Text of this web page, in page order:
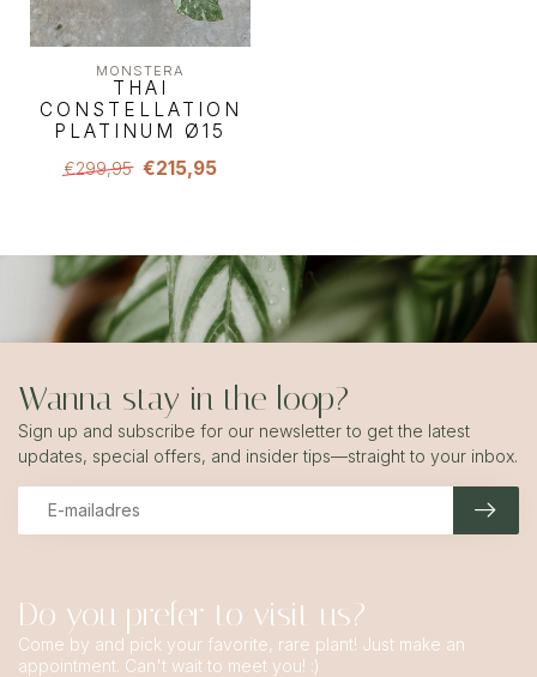
MONSTERA
THAI
CONSTELLATION
PLATINUM Ø15
€299,95 €215,95
Do you prefer to visit us?
Come by and pick your favorite, rare plant! Just make an
appointment. Can't wait to meet you! :)
Wanna stay in the loop?
Sign up and subscribe for our newsletter to get the latest
updates, special offers, and insider tips—straight to your inbox.